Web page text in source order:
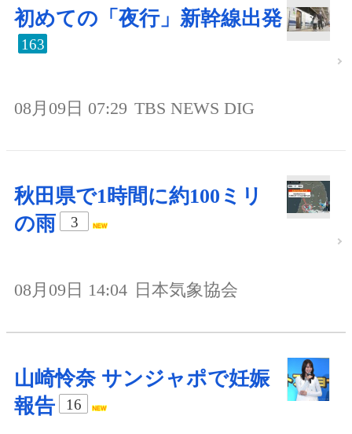
初めての「夜行」新幹線出発
163
08月09日 07:29 TBS NEWS DIG
秋田県で1時間に約100ミリ
の雨
3
08月09日 14:04 日本気象協会
山崎怜奈 サンジャポで妊娠
報告
16